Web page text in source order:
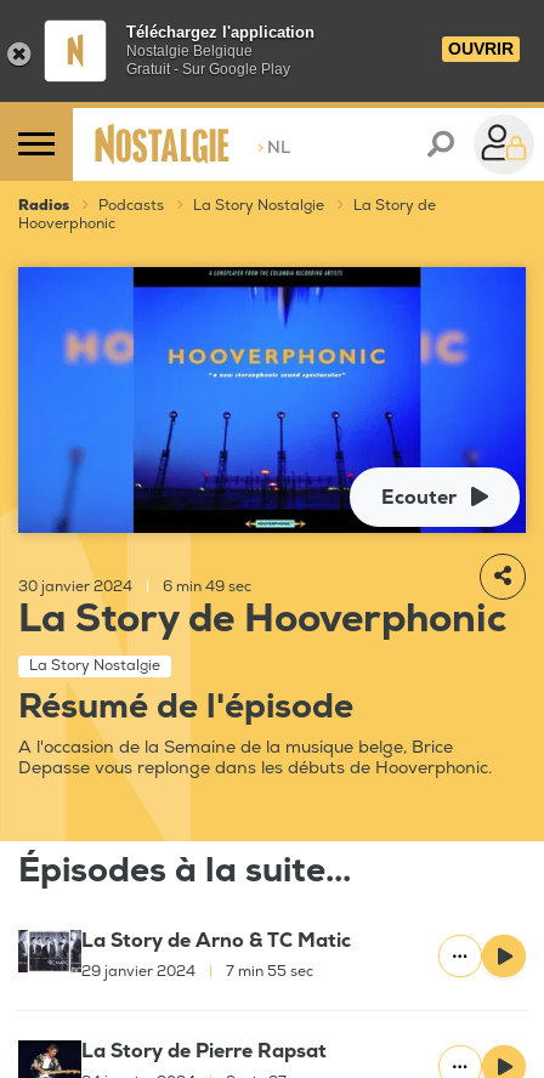
Téléchargez l'application
Nostalgie Belgique
Gratuit - Sur Google Play
OUVRIR
> NL
Radios Podcasts La Story Nostalgie
La Story de
Hooverphonic
Ecouter
30 janvier 2024 6 min 49 sec
La Story de Hooverphonic
La Story Nostalgie
Résumé de l'épisode
A l'occasion de la Semaine de la musique belge, Brice
Depasse vous replonge dans les débuts de Hooverphonic.
Épisodes à la suite...
La Story de Arno & TC Matic
29 janvier 2024 7 min 55 sec
La Story de Pierre Rapsat